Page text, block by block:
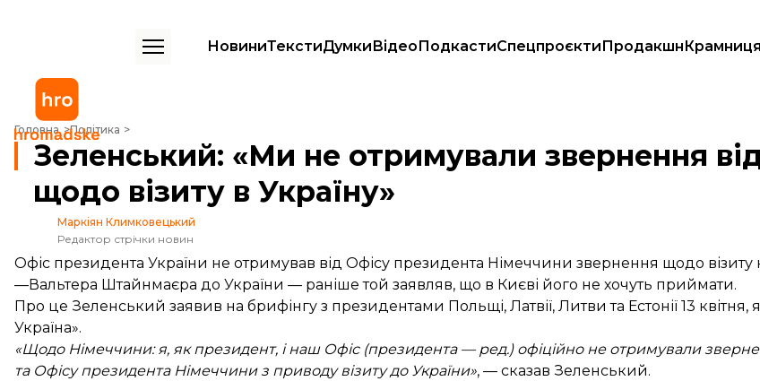
НовиниТекстиДумкиВідеоПодкастиСпецпроєктиПродакшнКрамниця
Головна Політика
Зеленський: «Ми не отримували звернення від Штайнмаєра щодо візиту в Україну»
Зеленський: «Ми не отримували звернення
щодо візиту в Україну»
Маркіян Климковецький
Редактор стрічки новин
Офіс президента України не отримував від Офісу президента Німеччини звернення щодо візиту
—Вальтера Штайнмаєра до України — раніше той заявляв, що в Києві його не хочуть приймати.
Про це Зеленський заявив на брифінгу з президентами Польщі, Латвії, Литви та Естонії 13 квітня,
Україна».
«Щодо Німеччини: я, як президент, і наш Офіс (президента — ред.) офіційно не отримували
та Офісу президента Німеччини з приводу візиту до України», — сказав Зеленський.